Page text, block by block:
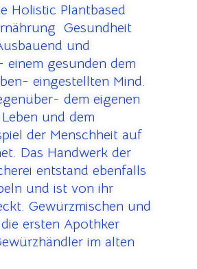
Holistic Plantbased
Gesundheit
und
einem gesunden dem
eingestellten Mind.
dem eigenen
und dem
der Menschheit auf
Das Handwerk der
entstand ebenfalls
und ist von ihr
Gewürzmischen und
ersten Apothker
im alten